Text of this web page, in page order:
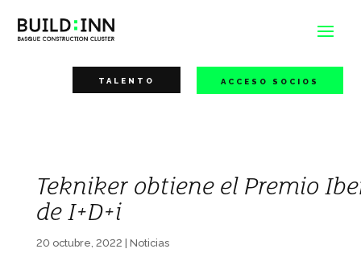
TALENTO ACCESO SOCIOS
Tekniker obtiene el Premio
de I+D+i
20 octubre, 2022 Noticias